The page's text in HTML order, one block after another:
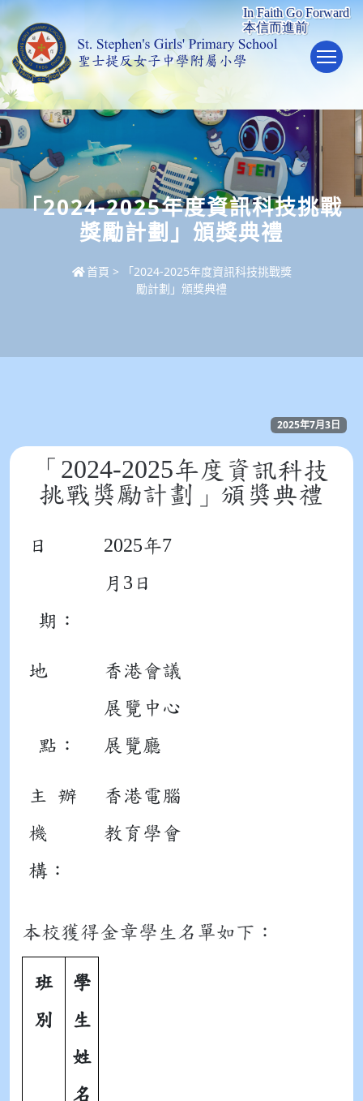
「2024-2025年度資訊科技挑戰
獎勵計劃」頒獎典禮
首頁 >
「2024-2025年度資訊科技挑戰獎
勵計劃」頒獎典禮
2025年7月3日
「 2024-2025年度資訊科技
挑戰獎勵計劃」頒獎典禮
日
期：
2025年7
月 3 日
地
點：
香港會議
展覽中心
展覽廳
主 辦
機
構：
香港電腦
教育學會
本校獲得金章學生名單如下：
班
別
學
生
姓
名